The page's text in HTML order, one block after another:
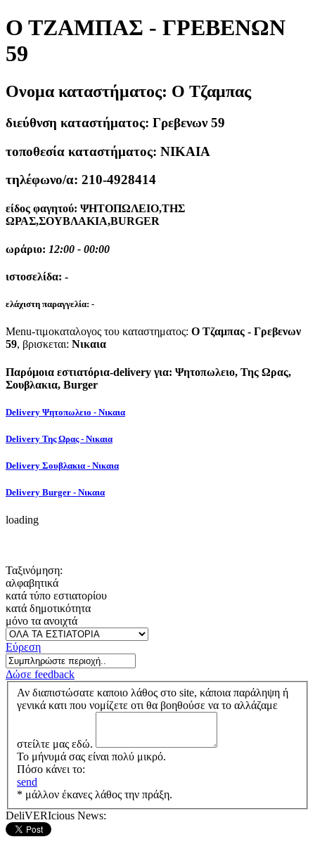
Ο ΤΖΑΜΠΑΣ - ΓΡΕΒΕΝΩΝ
59
Ονομα καταστήματος: Ο Τζαμπας
διεύθνση καταστήματος: Γρεβενων 59
τοποθεσία καταστήματος: ΝΙΚΑΙΑ
τηλέφωνο/α: 210-4928414
είδος φαγητού: ΨΗΤΟΠΩΛΕΙΟ,ΤΗΣ
ΩΡΑΣ,ΣΟΥΒΛΑΚΙΑ,BURGER
ωράριο: 12:00 - 00:00
ιστοσελίδα: -
ελάχιστη παραγγελία: -
Menu-τιμοκαταλογος του καταστηματος: Ο Τζαμπας - Γρεβενων
59, βρισκεται: Νικαια
Παρόμοια εστιατόρια-delivery για: Ψητοπωλειο, Της Ωρας,
Σουβλακια, Burger
Delivery Ψητοπωλειο - Νικαια
Delivery Της Ωρας - Νικαια
Delivery Σουβλακια - Νικαια
Delivery Burger - Νικαια
loading
Ταξινόμηση:
αλφαβητικά
κατά τύπο εστιατορίου
κατά δημοτικότητα
μόνο τα ανοιχτά
Εύρεση
Δώσε feedback
Αν διαπιστώσατε καποιο λάθος στο site, κάποια παράληψη ή
γενικά κατι που νομίζετε οτι θα βοηθούσε να το αλλάζαμε
στείλτε μας εδώ.
Το μήνυμά σας είναι πολύ μικρό.
Πόσο κάνει το:
send
* μάλλον έκανες λάθος την πράξη.
DeliVERIcious News: